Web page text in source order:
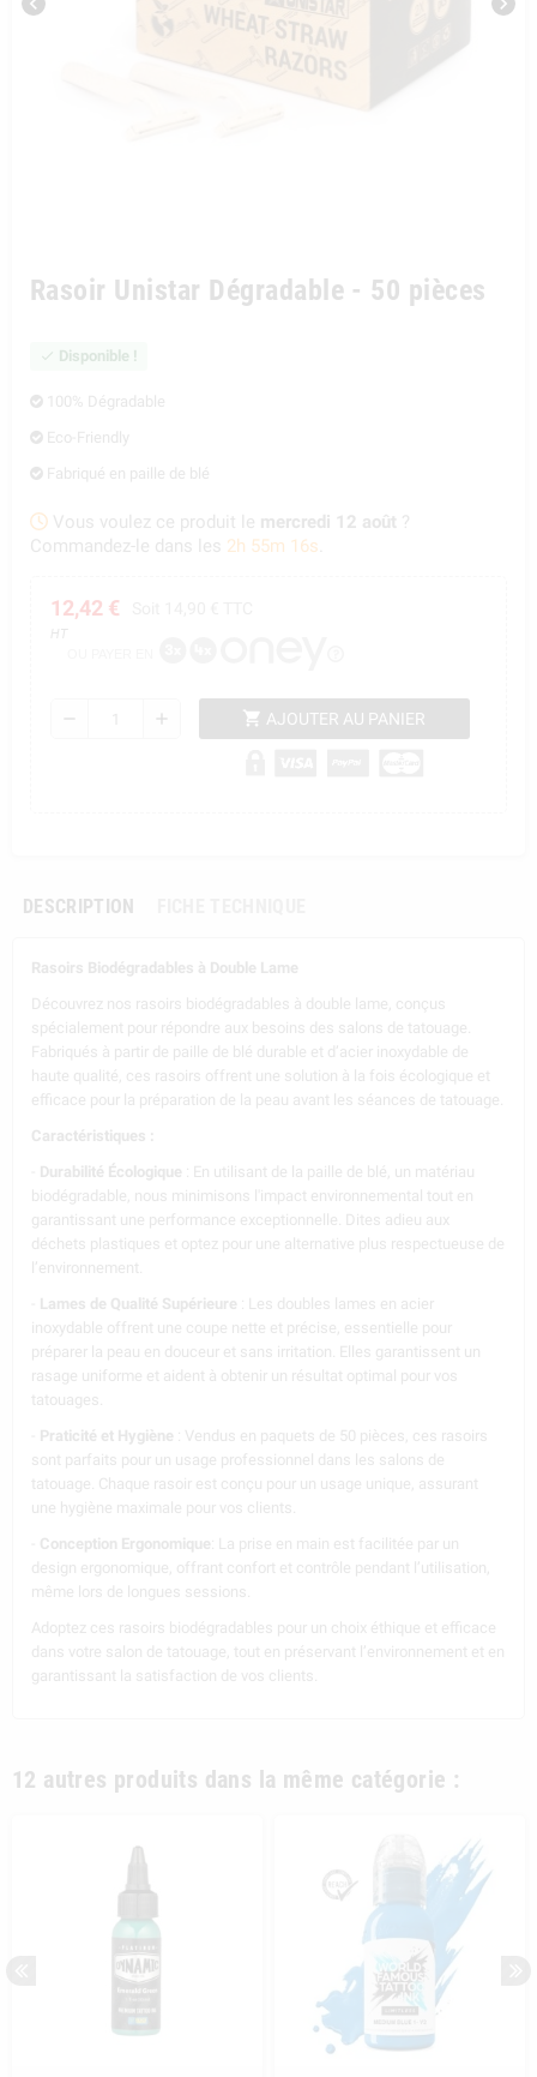
Rasoir Unistar Dégradable - 50 pièces
Disponible !
 100% Dégradable
 Eco-Friendly
 Fabriqué en paille de blé
Vous voulez ce produit le mercredi 12 août ?
Commandez-le dans les 2h 55m 15s
12,42 €
HT
add shopping_cart AJOUTER AU PANIER
DESCRIPTION
Rasoirs Biodégradables à Double Lame
Découvrez nos rasoirs biodégradables à double lame, conçus
spécialement pour répondre aux besoins des salons de tatouage.
Fabriqués à partir de paille de blé durable et d’acier inoxydable de
haute qualité, ces rasoirs offrent une solution à la fois écologique et
efficace pour la préparation de la peau avant les séances de tatouage.
Caractéristiques :
Durabilité Écologique : En utilisant de la paille de blé, un matériau
biodégradable, nous minimisons l'impact environnemental tout en
garantissant une performance exceptionnelle. Dites adieu aux
déchets plastiques et optez pour une alternative plus respectueuse de
l’environnement.
Lames de Qualité Supérieure : Les doubles lames en acier
inoxydable offrent une coupe nette et précise, essentielle pour
préparer la peau en douceur et sans irritation. Elles garantissent un
rasage uniforme et aident à obtenir un résultat optimal pour vos
tatouages.
Praticité et Hygiène : Vendus en paquets de 50 pièces, ces rasoirs
sont parfaits pour un usage professionnel dans les salons de
tatouage. Chaque rasoir est conçu pour un usage unique, assurant
une hygiène maximale pour vos clients.
Conception Ergonomique : La prise en main est facilitée par un
design ergonomique, offrant confort et contrôle pendant l’utilisation,
même lors de longues sessions.
Adoptez ces rasoirs biodégradables pour un choix éthique et efficace
dans votre salon de tatouage, tout en préservant l’environnement et en
garantissant la satisfaction de vos clients.
12 autres produits dans la même catégorie :
30% OFFERT
SU R L 'A P P MO B IL E
Télécharger l'app